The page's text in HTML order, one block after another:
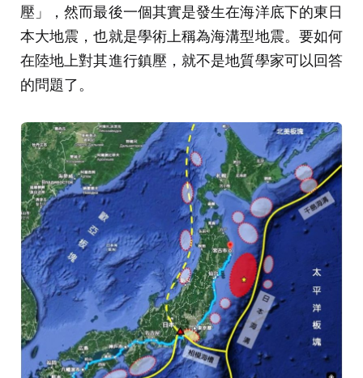
壓」，然而最後一個其實是發生在海洋底下的東日
本大地震，也就是學術上稱為海溝型地震。要如何
在陸地上對其進行鎮壓，就不是地質學家可以回答
的問題了。